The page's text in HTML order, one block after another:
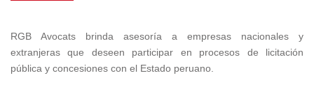
RGB Avocats brinda asesoría a empresas nacionales y
extranjeras que deseen participar en procesos de licitación
pública y concesiones con el Estado peruano.